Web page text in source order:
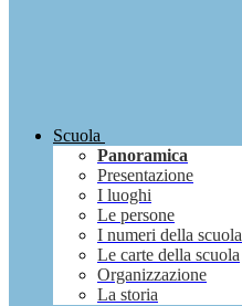
Scuola
Panoramica
Presentazione
I luoghi
Le persone
I numeri della scuola
Le carte della scuola
Organizzazione
La storia